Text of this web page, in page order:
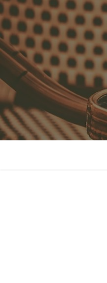
Skip
to
content